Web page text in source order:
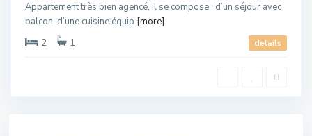
Appartement très bien agencé, il se compose : d’un séjour avec
balcon, d’une cuisine équip [more]
2
1 details